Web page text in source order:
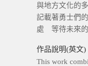
與地方文化的
記載著勇士們
處 等待未來
作品說明(英文)
This work